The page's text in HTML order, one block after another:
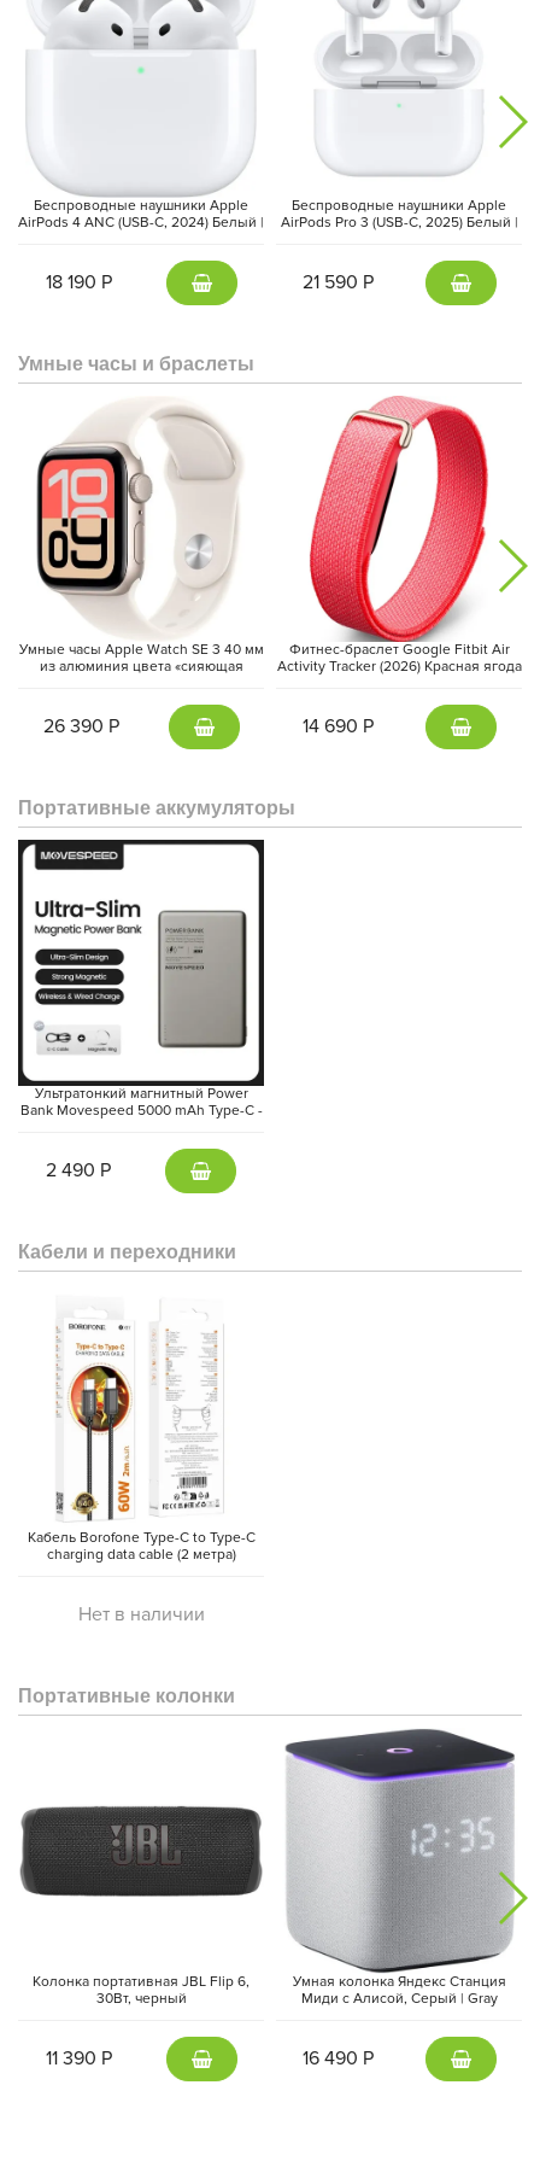
Дисплей Liquid Retina диагональю 13 дюймов
обеспечивает
яркое и детализированное изображение. Поддержкаширокого
цветового диапазона P3
, технологииTrue Tone
антибликового покрытия делает экран комфортным для
Беспроводные наушники Apple
AirPods 4 ANC (USB-C, 2024) Белый |
18 190 Р
Беспроводные наушники Apple
AirPods Pro 3 (USB-C, 2025) Белый |
21 590 Р
Умные часы и браслеты
Умные часы Apple Watch SE 3 40 мм
из алюминия цвета «сияющая
«сияющая звезда» (S/M)
26 390 Р
Фитнес-браслет Google Fitbit Air
Activity Tracker (2026) Красная ягода
14 690 Р
Портативные аккумуляторы
Ультратонкий магнитный Power
Bank Movespeed 5000 mAh Type-C -
2 490 Р
Кабели и переходники
Кабель Borofone Type-C to Type-C
charging data cable (2 метра)
Нет в наличии
Портативные колонки
Колонка портативная JBL Flip 6,
30Вт, черный
11 390 Р
Умная колонка Яндекс Станция
Миди с Алисой, Cерый | Gray
16 490 Р